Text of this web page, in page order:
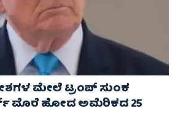
ಮೇಲೆ ಟ್ರಂಪ್ ಸುಂಕ
ಮೊರೆ ಹೋದ ಅಮೆರಿಕದ 25